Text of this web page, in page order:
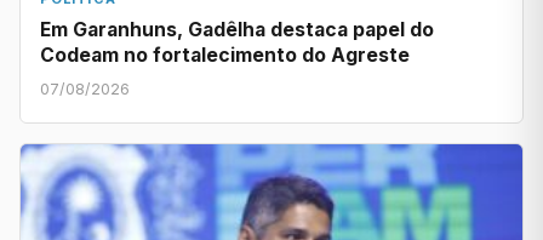
Em Garanhuns, Gadêlha destaca papel do
Codeam no fortalecimento do Agreste
07/08/2026